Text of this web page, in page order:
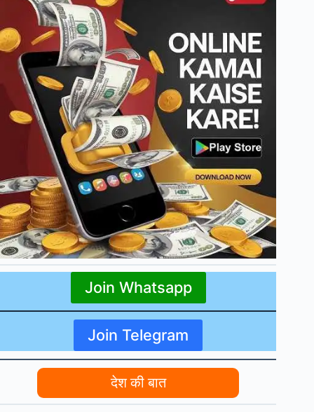
Join Whatsapp
Join Telegram
देश की बात